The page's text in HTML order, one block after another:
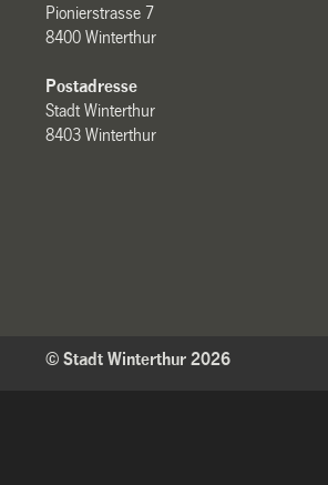
Pionierstrasse 7
8400 Winterthur
Postadresse
Stadt Winterthur
8403 Winterthur
© Stadt Winterthur 2026